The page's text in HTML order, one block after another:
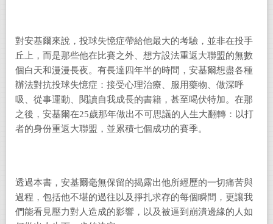
對安基爾來說，投球失憶症帶給他最大的考驗，並非在投手
丘上，而是那些他在比賽之外、想方設法重返大聯盟的無數
個白天和漫漫長夜。有長達四年半的時間，安基爾想盡各種
辦法對抗投球失憶症：接受心理治療、服用藥物、做深呼
吸、從事運動、閱讀自我成長的書籍，甚至喝伏特加。在那
之後，安基爾在25歲那年做出不可思議的人生大翻轉：以打
者的身份重返大聯盟，並累積七個成功的賽季。
透過本書，安基爾毫無保留的揭露出他所經歷的一切痛苦與
過程，包括他不堪的過往以及掙扎求存的每個瞬間，更讓我
們能看見壓力對人造成的影響，以及被逼到崩潰邊緣的人如